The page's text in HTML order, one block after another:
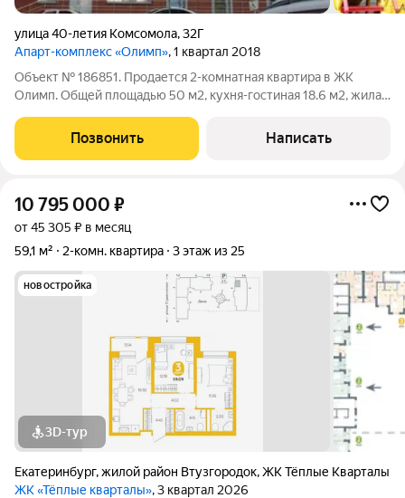
улица 40-летия Комсомола,32Г
Апарт-комплекс «Олимп», 1 квартал 2018
Объект № 186851. Продается 2-комнатная квартира в ЖK
Oлимп. Общей площадью 50 м2, кухня-гостиная 18.6 м2, жилая
Пластиковые окна, застекленная лоджия, на полу ламинат,
установлена качественная
Позвонить Написать
10 795 000 ₽
от 45 305 ₽ в месяц
59,1 м²
2-комн. квартира 3 этаж из 25
новостройка
3D-тур
Екатеринбург,жилой район Втузгородок,ЖК Тёплые Кварталы
ЖК «Тёплые кварталы», 3 квартал 2026